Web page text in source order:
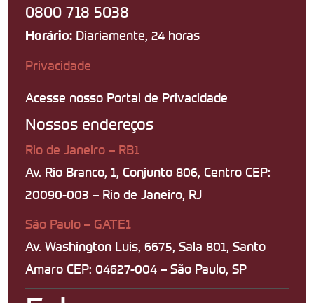
0800 718 5038
Horário: Diariamente, 24 horas
Privacidade
Acesse nosso Portal de Privacidade
Nossos endereços
Rio de Janeiro – RB1
Av. Rio Branco, 1, Conjunto 806, Centro CEP:
20090-003 – Rio de Janeiro, RJ
São Paulo – GATE1
Av. Washington Luis, 6675, Sala 801, Santo
Amaro CEP: 04627-004 – São Paulo, SP